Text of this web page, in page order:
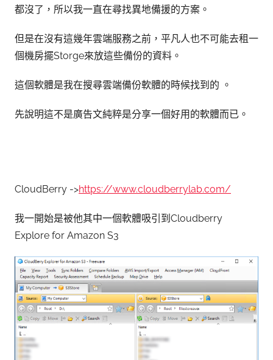
都沒了，所以我一直在尋找異地備援的方案。
但是在沒有這幾年雲端服務之前，平凡人也不可能去租一
個機房擺Storge來放這些備份的資料。
這個軟體是我在搜尋雲端備份軟體的時候找到的 。
先說明這不是廣告文純粹是分享一個好用的軟體而已。
CloudBerry ->https://www.cloudberrylab.com/
我一開始是被他其中一個軟體吸引到Cloudberry
Explore for Amazon S3